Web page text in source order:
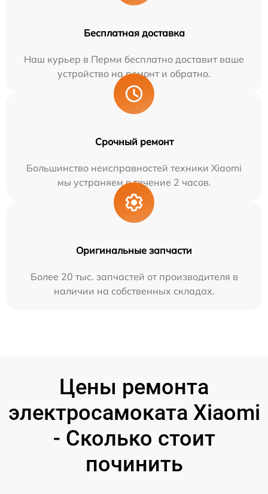
Бесплатная доставка
Наш курьер в Перми бесплатно доставит ваше
устройство на ремонт и обратно.
Срочный ремонт
Большинство неисправностей техники Xiaomi
мы устраняем в течение 2 часов.
Оригинальные запчасти
Более 20 тыс. запчастей от производителя в
наличии на собственных складах.
Цены ремонта
электросамоката Xiaomi
- Сколько стоит
починить